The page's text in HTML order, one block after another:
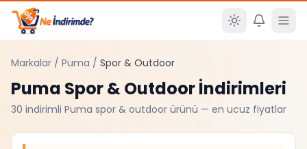
Ana içeriğe atla
Markalar / Puma / Spor & Outdoor
Puma Spor & Outdoorİndirimleri
30 indirimli Puma spor & outdoor ürünü — en ucuz fiyatlar